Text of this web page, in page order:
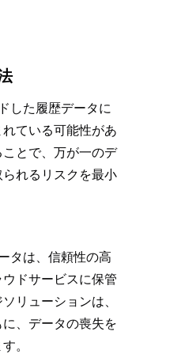
した履歴データに
ている可能性があ
とで、万が一のデ
れるリスクを最小
タは、信頼性の高
ドサービスに保管
リューションは、
、データの喪失を
。